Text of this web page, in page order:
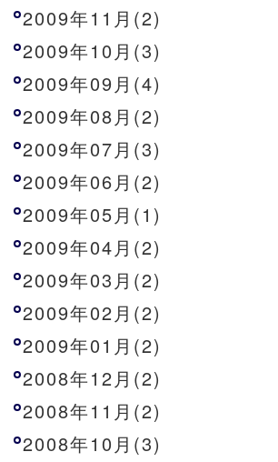
2009年11月(2)
2009年10月(3)
2009年09月(4)
2009年08月(2)
2009年07月(3)
2009年06月(2)
2009年05月(1)
2009年04月(2)
2009年03月(2)
2009年02月(2)
2009年01月(2)
2008年12月(2)
2008年11月(2)
2008年10月(3)